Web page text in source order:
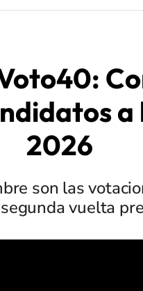
2026
son las
vuelta